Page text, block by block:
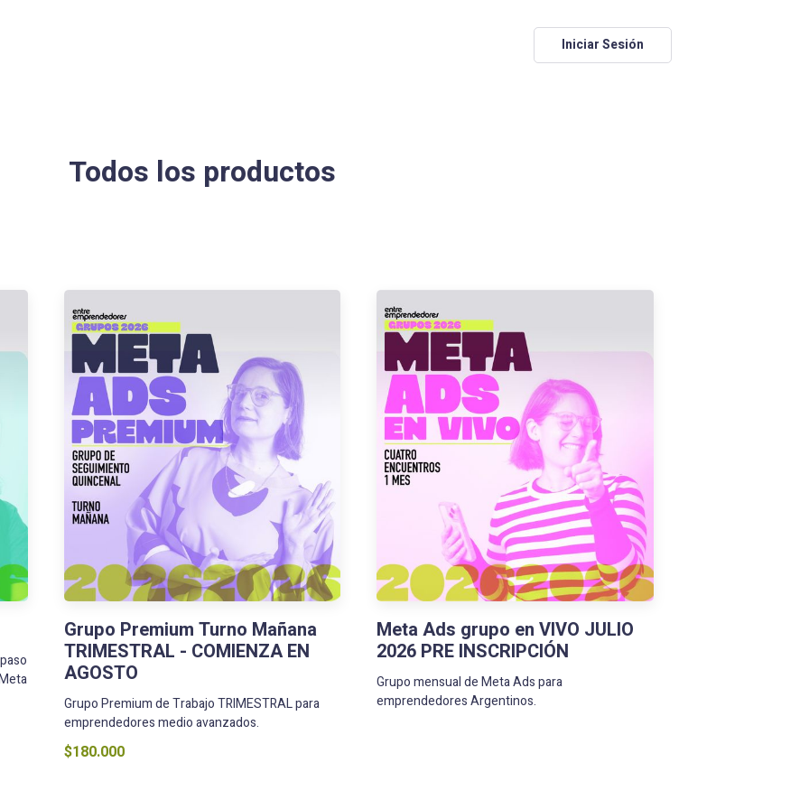
Iniciar Sesión
Todos los productos
Grupo Premium Turno Mañana
TRIMESTRAL - COMIENZA EN
AGOSTO
Grupo Premium de Trabajo TRIMESTRAL para
emprendedores medio avanzados.
$180.000
Meta Ads grupo en VIVO JULIO
2026 PRE INSCRIPCIÓN
Grupo mensual de Meta Ads para
emprendedores Argentinos.